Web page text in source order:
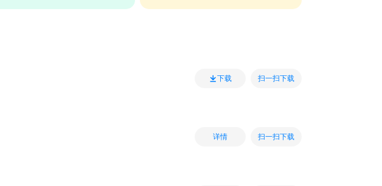
下载 扫一扫下载
详情 扫一扫下载